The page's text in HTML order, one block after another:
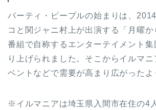
パーティ・ピープルの始まりは、
コと関ジャニ村上が出演する「月曜
番組で自称するエンターテイメント集
り上げられました。そこからイルマニ
ベントなどで需要が高まり広がったよ
※イルマニアは埼玉県入間市在住の4